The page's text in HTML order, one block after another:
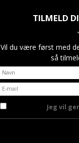
Jeg
TILMELD
Vil du være først med
så
Jeg vil